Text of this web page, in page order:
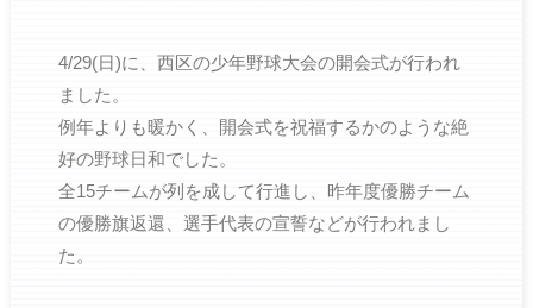
4/29(日)に、西区の少年野球大会の開会式が行われ
ました。
例年よりも暖かく、開会式を祝福するかのような絶
好の野球日和でした。
全15チームが列を成して行進し、昨年度優勝チーム
の優勝旗返還、選手代表の宣誓などが行われまし
た。